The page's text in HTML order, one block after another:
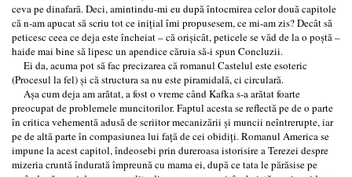
ceva pe dinafară. Deci, amintindu-mi eu după întocmirea celor două capitole
că n-am apucat să scriu tot ce iniţial îmi propusesem, ce mi-am zis? Decât să
peticesc ceea ce deja este încheiat – că orişicât, peticele se văd de la o poştă –
haide mai bine să lipesc un apendice căruia să-i spun Concluzii.
Ei da, acuma pot să fac precizarea că romanul Castelul este esoteric
(Procesul la fel) şi că structura sa nu este piramidală, ci circulară.
Aşa cum deja am arătat, a fost o vreme când Kafka s-a arătat foarte
preocupat de problemele muncitorilor. Faptul acesta se reflectă pe de o parte
în critica vehementă adusă de scriitor mecanizării şi muncii neîntrerupte, iar
pe de altă parte în compasiunea lui faţă de cei obidiţi. Romanul America se
impune la acest capitol, îndeosebi prin dureroasa istorisire a Terezei despre
mizeria cruntă îndurată împreună cu mama ei, după ce tata le părăsise pe